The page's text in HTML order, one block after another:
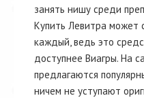
занять нишу среди
Купить Левитра может
каждый, ведь это
доступнее Виагры. На
предлагаются
ничем не уступают